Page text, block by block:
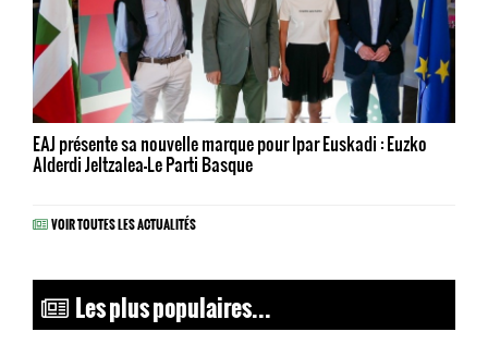
EAJ présente sa nouvelle marque pour Ipar Euskadi : Euzko
Alderdi Jeltzalea-Le Parti Basque
VOIR TOUTES LES ACTUALITÉS
Les plus populaires...